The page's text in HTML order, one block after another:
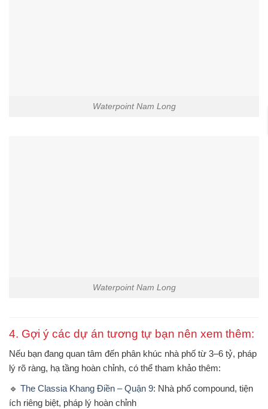
Waterpoint Nam Long
Waterpoint Nam Long
4. Gợi ý các dự án tương tự bạn nên xem thêm:
Nếu bạn đang quan tâm đến phân khúc nhà phố từ 3–6 tỷ, pháp
lý rõ ràng, hạ tầng hoàn chỉnh, có thể tham khảo thêm:
🔹 The Classia Khang Điền – Quận 9: Nhà phố compound, tiện
ích riêng biệt, pháp lý hoàn chỉnh